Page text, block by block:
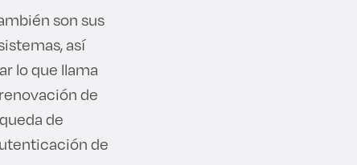
son sus
así
lo que llama
de
de
de